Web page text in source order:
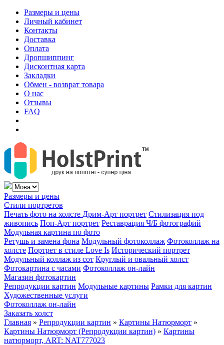
Размеры и цены
Личный кабинет
Контакты
Доставка
Оплата
Дропшиппинг
Дисконтная карта
Закладки
Обмен - возврат товара
О нас
Отзывы
FAQ
Размеры и цены
Стили портретов
Печать фото на холсте Дрим-Арт портрет Стилизация под
живопись Поп-Арт портрет Реставрация Ч/Б фотографий
Модульная картина по фото
Ретушь и замена фона Модульный фотоколлаж Фотоколлаж на
холсте Портрет в стиле Love Is Исторический портрет
Модульный коллаж из сот Круглый и овальный холст
Фотокартина с часами Фотоколлаж он-лайн
Магазин фотокартин
Репродукции картин Модульные картины Рамки для картин
Художественные услуги
Фотоколлаж он-лайн
Заказать холст
Главная » Репродукции картин » Картины Натюрморт »
Картины Натюрморт (Репродукции картин) » Картины
натюрморт, ART: NAT777023